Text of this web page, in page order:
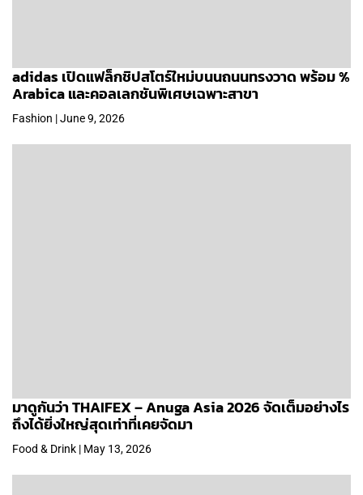
adidas เปิดแฟล็กชิปสโตร์ใหม่บนนถนนทรงวาด พร้อม %
Arabica และคอลเลกชันพิเศษเฉพาะสาขา
Fashion | June 9, 2026
มาดูกันว่า THAIFEX – Anuga Asia 2026 จัดเต็มอย่างไร
ถึงได้ยิ่งใหญ่สุดเท่าที่เคยจัดมา
Food & Drink | May 13, 2026